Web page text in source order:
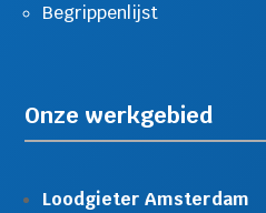
Begrippenlijst
Onze werkgebied
Loodgieter Amsterdam